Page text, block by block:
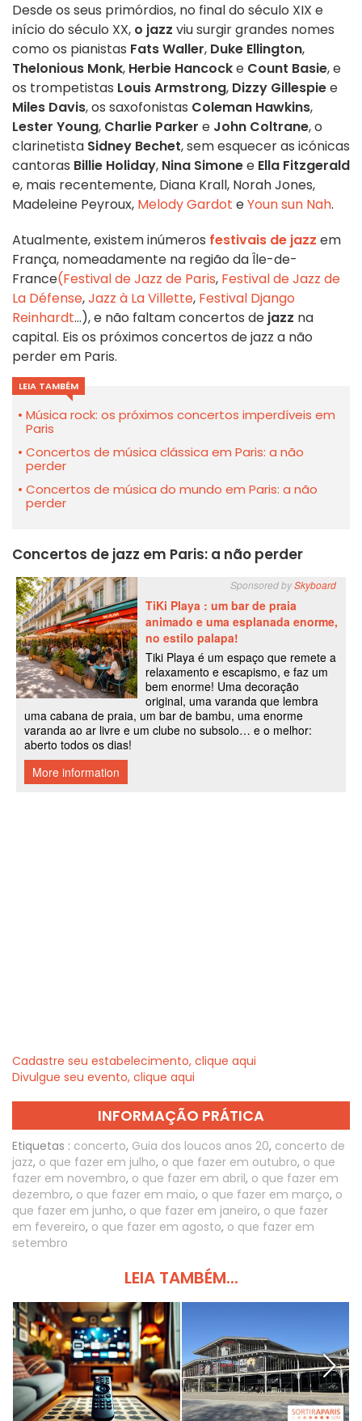
Desde os seus primórdios, no final do século XIX e
início do século XX, o jazz viu surgir grandes nomes
como os pianistas Fats Waller, Duke Ellington,
Thelonious Monk, Herbie Hancocke Count Basie, e
os trompetistas Louis Armstrong, Dizzy Gillespiee
Miles Davis, os saxofonistas Coleman Hawkins,
Lester Young, Charlie Parker e John Coltrane, o
clarinetista Sidney Bechet, sem esquecer as icónicas
cantoras Billie Holiday, Nina Simonee Ella Fitzgerald
e, mais recentemente, Diana Krall, Norah Jones,
Madeleine Peyroux, Melody Gardot eYoun sun Nah.
Atualmente, existem inúmeros festivais de jazz em
França, nomeadamente na região da Île-de-
France(Festival de Jazz de Paris, Festival de Jazz de
La Défense,Jazz à La Villette, Festival Django
Reinhardt...), e não faltam concertos de jazz na
capital. Eis os próximos concertos de jazz a não
perder em Paris.
LEIA TAMBÉM
Música rock: os próximos concertos imperdíveis em
Paris
Concertos de música clássica em Paris: a não
perder
Concertos de música do mundo em Paris: a não
perder
Concertos de jazz em Paris: a não perder
Cadastre seu estabelecimento, clique aqui
Divulgue seu evento, clique aqui
INFORMAÇÃO PRÁTICA
Etiquetas : concerto, Guia dos loucos anos 20, concerto de
jazz, o que fazer em julho, o que fazer em outubro, o que
fazer em novembro, o que fazer em abril, o que fazer em
dezembro, o que fazer em maio, o que fazer em março, o
que fazer em junho, o que fazer em janeiro, o que fazer
em fevereiro, o que fazer em agosto, o que fazer em
setembro
LEIA TAMBÉM...